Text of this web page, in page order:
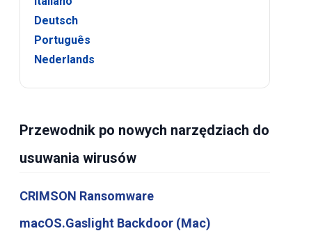
Deutsch
Português
Nederlands
Przewodnik po nowych narzędziach do
usuwania wirusów
CRIMSON Ransomware
macOS.Gaslight Backdoor (Mac)